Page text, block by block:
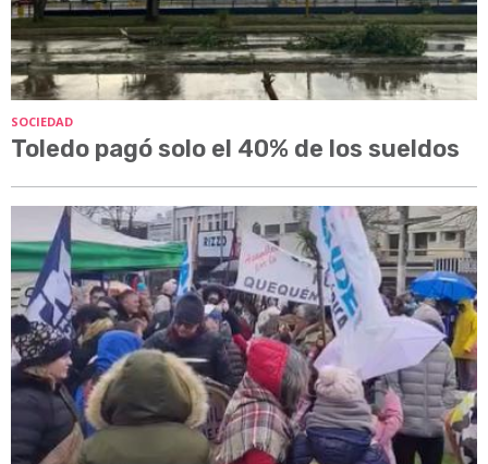
SOCIEDAD
Toledo pagó solo el 40% de los sueldos